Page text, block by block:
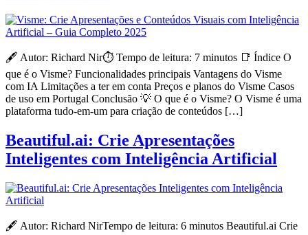
🖋️ Autor: Richard Nir⏱️ Tempo de leitura: 7 minutos 📑 Índice O
que é o Visme? Funcionalidades principais Vantagens do Visme
com IA Limitações a ter em conta Preços e planos do Visme Casos
de uso em Portugal Conclusão 💡 O que é o Visme? O Visme é uma
plataforma tudo-em-um para criação de conteúdos […]
Beautiful.ai: Crie Apresentações
Inteligentes com Inteligência Artificial
🖋️ Autor: Richard NirTempo de leitura: 6 minutos Beautiful.ai Crie